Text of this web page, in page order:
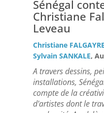
Sénégal
Christiane
Leveau
Christiane
Sylvain SANKALE,
A travers dessins,
installations,
compte de la
d'artistes dont le